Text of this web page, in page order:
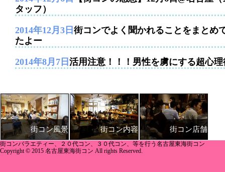
タッフ）
2014年12月3日 街コンでよく聞かれることをまとめ
たよー
2014年8月7日 活用注意！！！男性を虜にする超心理
街コン風景 街コン内容 街コン店舗
街コンバラエティー、２０代コン、３０代コン、等を行う名古屋東海街コン
Copyright © 2015 名古屋東海街コン All rights Reserved.